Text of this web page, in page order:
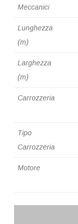
Meccanici
Lunghezza
(m)
Larghezza
(m)
Carrozzeria
Tipo
Carrozzeria
Motore